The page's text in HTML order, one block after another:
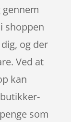
shoppen
og der
Ved at
kan
som